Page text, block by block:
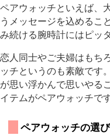
ペアウォッチといえば、
うメッセージを込めるこ
み続ける腕時計にはピッ
恋人同士やご夫婦はもち
ッチというのも素敵です
が思い浮かんで思いやる
イテムがペアウォッチです
ペアウォッチの選